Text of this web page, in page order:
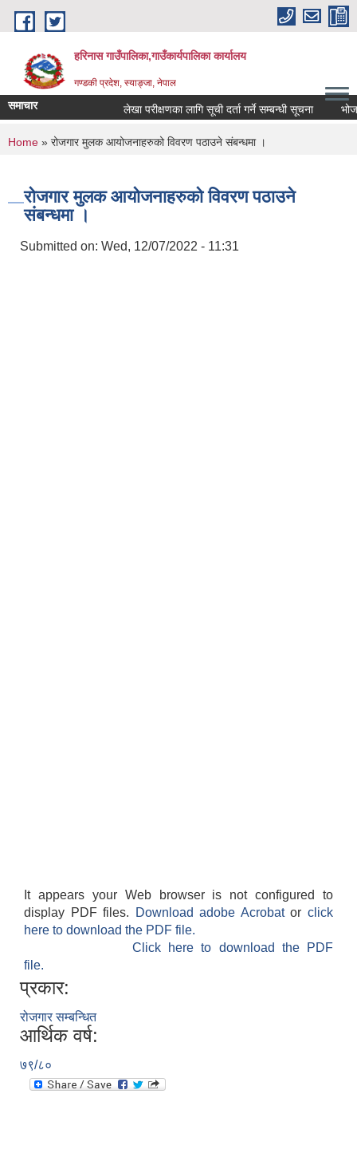
Skip to main content
हरिनास गाउँपालिका,गाउँकार्यपालिका कार्यालय
गण्डकी प्रदेश, स्याङ्जा, नेपाल
समाचार लेखा परीक्षणका लागि सूची दर्ता गर्ने सम्बन्धी सूचना भोज
You are here
Home » रोजगार मुलक आयोजनाहरुको विवरण पठाउने संबन्धमा ।
रोजगार मुलक आयोजनाहरुको विवरण पठाउने
संबन्धमा ।
Submitted on: Wed, 12/07/2022 - 11:31
It appears your Web browser is not configured to
display PDF files.
Download adobe Acrobatorclick
here to download the PDF file.
Click here to download the PDF
file.
प्रकार:
रोजगार सम्बन्धित
आर्थिक वर्ष:
७९/८०